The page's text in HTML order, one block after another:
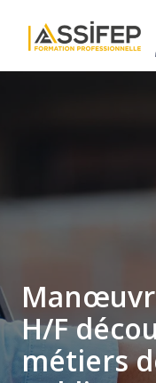
contentHomepage
H/F
métiers